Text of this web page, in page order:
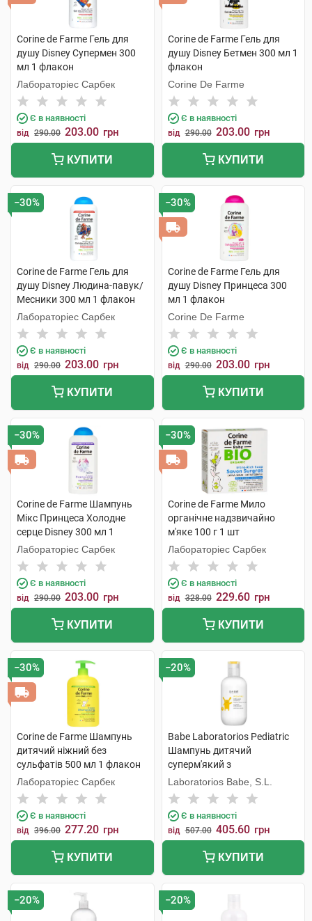
Corine de Farme Гель для
душу Disney Супермен 300
мл 1 флакон
Лабораторіес Сарбек
Є в наявності
від 290.00 203.00 грн
КУПИТИ
Corine de Farme Гель для
душу Disney Бетмен 300 мл 1
флакон
Corine De Farme
Є в наявності
від 290.00 203.00 грн
КУПИТИ
−30%
Corine de Farme Гель для
душу Disney Людина-павук/
Месники 300 мл 1 флакон
Лабораторіес Сарбек
Є в наявності
від 290.00 203.00 грн
КУПИТИ
−30%
Corine de Farme Гель для
душу Disney Принцеса 300
мл 1 флакон
Corine De Farme
Є в наявності
від 290.00 203.00 грн
КУПИТИ
−30%
Corine de Farme Шампунь
Мікс Принцеса Холодне
серце Disney 300 мл 1
флакон
Лабораторіес Сарбек
Є в наявності
від 290.00 203.00 грн
КУПИТИ
−30%
Corine de Farme Мило
органічне надзвичайно
м'яке 100 г 1 шт
Лабораторіес Сарбек
Є в наявності
від 328.00 229.60 грн
КУПИТИ
−30%
Corine de Farme Шампунь
дитячий ніжний без
сульфатів 500 мл 1 флакон
Лабораторіес Сарбек
Є в наявності
від 396.00 277.20 грн
КУПИТИ
−20%
Babe Laboratorios Pediatric
Шампунь дитячий
суперм'який з
кондиціонером 200 мл 1
флакон
Laboratorios Babe, S.L.
Є в наявності
від 507.00 405.60 грн
КУПИТИ
−20% −20%